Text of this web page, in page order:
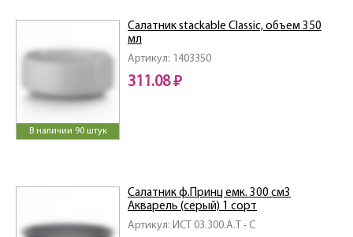
В наличии 90 штук
Артикул: 1403350
Салатник stackable Classic, объем 350
мл
311.08 ₽
Артикул: ИСТ 03.300.А.Т - С
Салатник ф.Принц емк. 300 см3
Акварель (серый) 1 сорт